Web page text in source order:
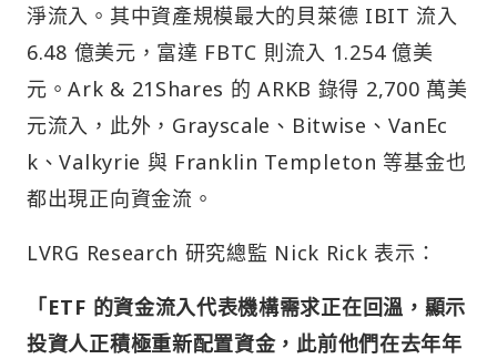
淨流入。其中資產規模最大的貝萊德 IBIT 流入
6.48 億美元，富達 FBTC 則流入 1.254 億美
元。Ark & 21Shares 的 ARKB 錄得 2,700 萬美
元流入，此外，Grayscale、Bitwise、VanEc
k、Valkyrie 與 Franklin Templeton 等基金也
都出現正向資金流。
LVRG Research 研究總監 Nick Rick 表示：
「ETF 的資金流入代表機構需求正在回溫，顯示
投資人正積極重新配置資金，此前他們在去年年